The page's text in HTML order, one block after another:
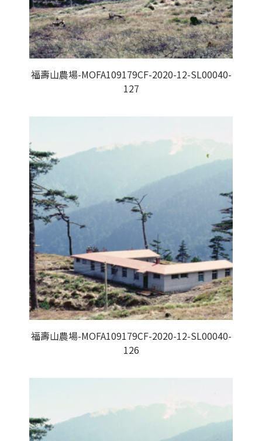
福壽山農場-MOFA109179CF-2020-12-SL00040-
127
福壽山農場-MOFA109179CF-2020-12-SL00040-
126